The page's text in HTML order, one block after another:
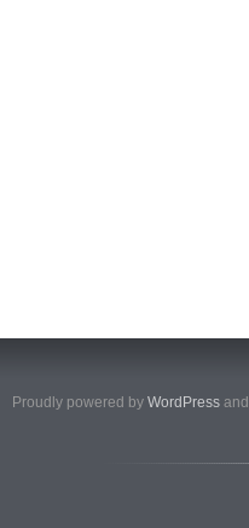
Proudly powered by WordPress and